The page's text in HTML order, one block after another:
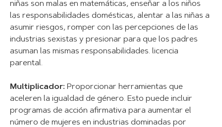
niñas son malas en matemáticas, enseñar a los niños
las responsabilidades domésticas, alentar a las niñas a
asumir riesgos, romper con las percepciones de las
industrias sexistas y presionar para que los padres
asuman las mismas responsabilidades. licencia
parental.
Multiplicador: Proporcionar herramientas que
aceleren la igualdad de género. Esto puede incluir
programas de acción afirmativa para aumentar el
número de mujeres en industrias dominadas por